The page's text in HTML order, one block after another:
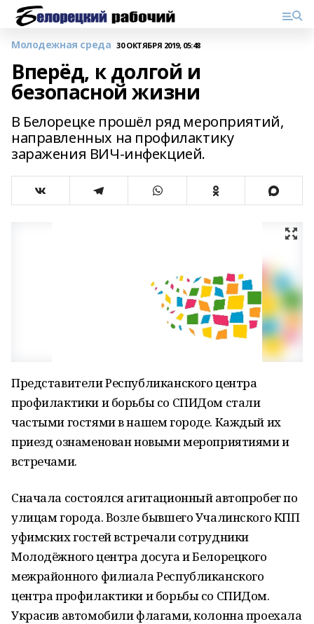
Молодежная среда 30 ОКТЯБРЯ 2019, 05:48
Вперёд, к долгой и
безопасной жизни
В Белорецке прошёл ряд мероприятий,
направленных на профилактику
заражения ВИЧ-инфекцией.
Представители Республиканского центра
профилактики и борьбы со СПИДом стали
частыми гостями в нашем городе. Каждый их
приезд ознаменован новыми мероприятиями и
встречами.
Сначала состоялся агитационный автопробег по
улицам города. Возле бывшего Учалинского КПП
уфимских гостей встречали сотрудники
Молодёжного центра досуга и Белорецкого
межрайонного филиала Республиканского
центра профилактики и борьбы со СПИДом.
Украсив автомобили флагами, колонна проехала